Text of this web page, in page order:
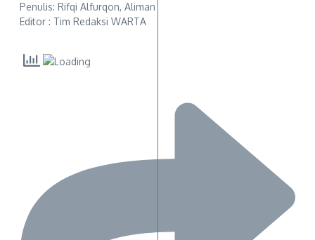
Penulis: Rifqi Alfurqon, Aliman
Editor : Tim Redaksi WARTA